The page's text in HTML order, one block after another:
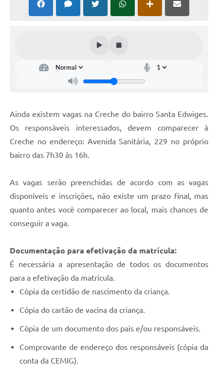
Ainda existem vagas na Creche do bairro Santa Edwiges.
Os responsáveis interessados, devem comparecer à
Creche no endereço: Avenida Sanitária, 229 no próprio
bairro das 7h30 às 16h.
As vagas serão preenchidas de acordo com as vagas
disponíveis e inscrições, não existe um prazo final, mas
quanto antes você comparecer ao local, mais chances de
conseguir a vaga.
Documentação para efetivação da matrícula:
É necessária a apresentação de todos os documentos
para a efetivação da matrícula.
Cópia da certidão de nascimento da criança.
Cópia do cartão de vacina da criança.
Cópia de um documento dos pais e/ou responsáveis.
Comprovante de endereço dos responsáveis (cópia da
conta da CEMIG).